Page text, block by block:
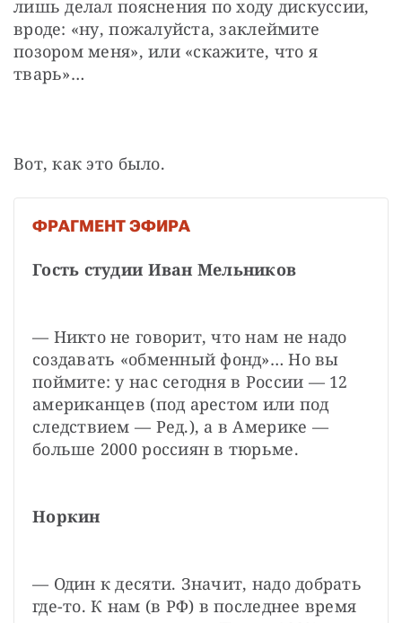
лишь делал пояснения по ходу дискуссии,
вроде: «ну, пожалуйста, заклеймите
позором меня», или «скажите, что я
тварь»…
Вот, как это было.
ФРАГМЕНТ ЭФИРА
Гость студии Иван Мельников
— Никто не говорит, что нам не надо
создавать «обменный фонд»… Но вы
поймите: у нас сегодня в России — 12
американцев (под арестом или под
следствием — Ред.), а в Америке —
больше 2000 россиян в тюрьме.
Норкин
— Один к десяти. Значит, надо добрать
где-то. К нам (в РФ) в последнее время